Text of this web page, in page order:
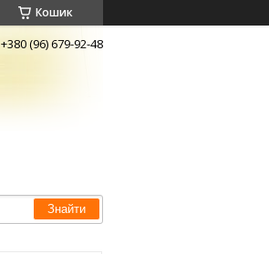
Кошик
+380 (96) 679-92-48
Знайти